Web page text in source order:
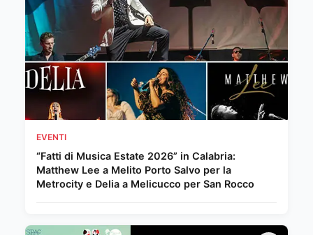
EVENTI
“Fatti di Musica Estate 2026” in Calabria:
Matthew Lee a Melito Porto Salvo per la
Metrocity e Delia a Melicucco per San Rocco